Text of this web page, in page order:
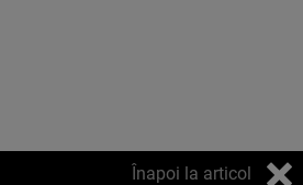
Înapoi la articol